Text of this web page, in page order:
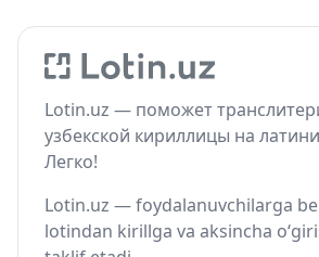
Lotin.uz — поможет
узбекской кириллицы на
Легко!
Lotin.uz — foydalanuvchilarga
lotindan kirillga va aksincha